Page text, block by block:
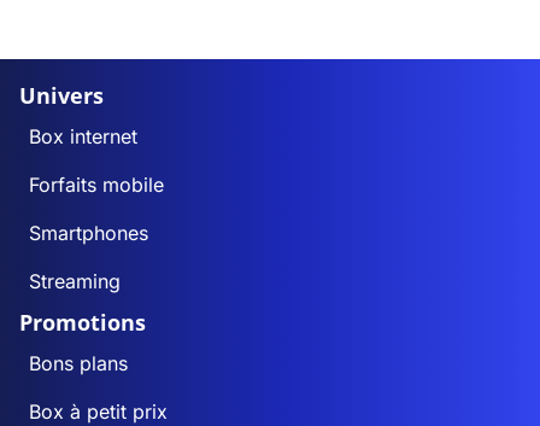
Univers
Box internet
Forfaits mobile
Smartphones
Streaming
Promotions
Bons plans
Box à petit prix